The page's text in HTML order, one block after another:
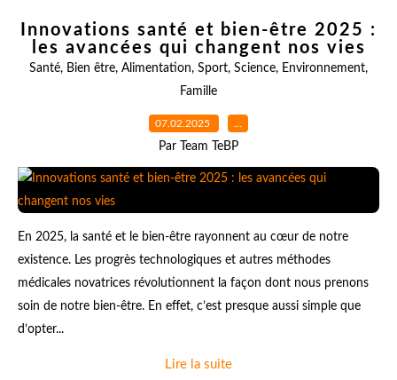
Innovations santé et bien-être 2025 :
les avancées qui changent nos vies
Santé, Bien être, Alimentation, Sport, Science, Environnement,
Famille
07.02.2025 …
Par Team TeBP
En 2025, la santé et le bien-être rayonnent au cœur de notre
existence. Les progrès technologiques et autres méthodes
médicales novatrices révolutionnent la façon dont nous prenons
soin de notre bien-être. En effet, c’est presque aussi simple que
d’opter...
Lire la suite